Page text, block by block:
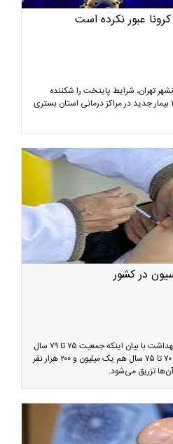
عبور نکرده است
تهران، شرایط پایتخت را شکننده
عنوان کرد و گفت: دیروز هزار و ۱۰۰ بیمار جدید در مراکز درمانی استان بستری
در کشور
رئیس مرکز مدیریت شبکه وزارت بهداشت با بیان اینکه جمعیت ۷۵ تا ۷۹ سال
۹۳۰ هزار نفر است، گفت: جمعیت ۷۰ تا ۷۵ سال هم یک میلیون و ۲۰۰ هزار نفر